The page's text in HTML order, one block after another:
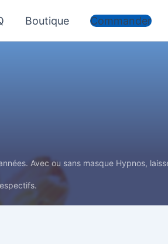
Boutique Commander
Avec ou sans masque Hypnos,